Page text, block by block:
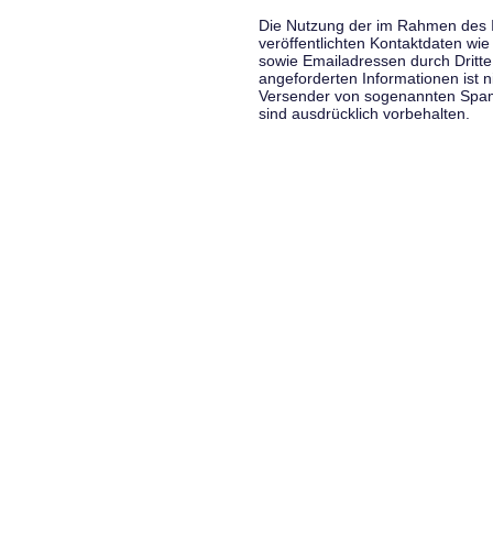
Die Nutzung der im Rahmen
veröffentlichten Kontaktdaten
sowie Emailadressen durch
angeforderten Informationen ist
Versender von sogenannten
sind ausdrücklich vorbehalten.